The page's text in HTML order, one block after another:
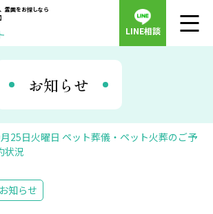
霊園をお探しなら
LINE相談
お知らせ
25日火曜日 ペット葬儀・ペット火葬のご予
状況
お知らせ